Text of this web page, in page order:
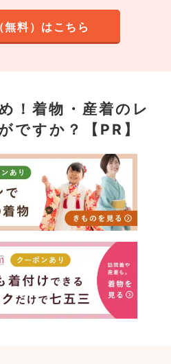
無料）はこちら
！着物・産着のレ
ですか？【PR】